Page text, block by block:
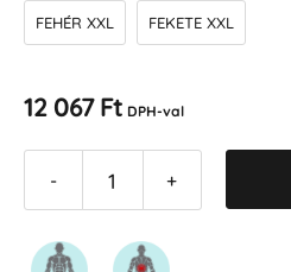
FEHÉR XXL FEKETE XXL
12 067 Ft DPH-val
- +